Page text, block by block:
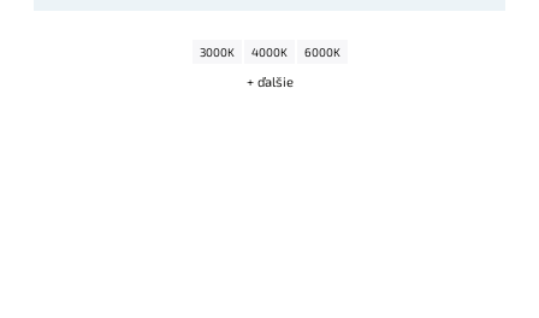
3000K 4000K 6000K
+ ďalšie